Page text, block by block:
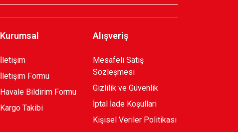
Kurumsal
İletişim
İletişim Formu
Havale Bildirim Formu
Kargo Takibi
Alışveriş
Mesafeli Satış
Sözleşmesi
Gizlilik ve Güvenlik
İptal İade Koşullari
Kişisel Veriler Politikası